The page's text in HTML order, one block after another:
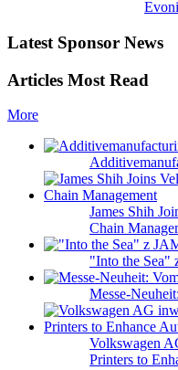
Latest Sponsor News
Articles Most Read
More
James Shih
Chain
"Into the
Messe-
Volkswagen
Printers to